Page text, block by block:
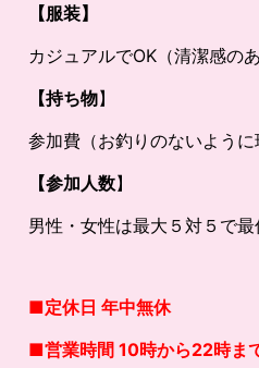
【服装】
カジュアルでOK（清潔感の
【持ち物】
参加費（お釣りのないよう
【参加人数】
男性・女性は最大５対５で
■定休日 年中無休
■営業時間 10時から22時ま